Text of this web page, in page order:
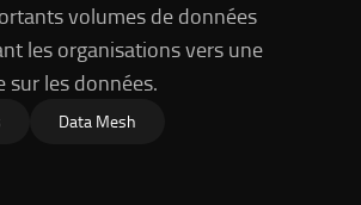
volumes de données
les organisations vers une
sur les données.
Data Mesh